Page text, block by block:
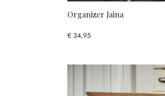
Organizer Jaina
€ 34,95